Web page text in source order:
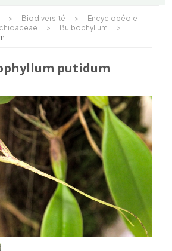
> Biodiversité >
Encyclopédie
> Bulbophyllum
>
putidum